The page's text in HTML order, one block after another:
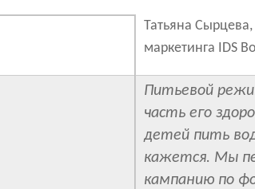
Татьяна
маркетинга IDS
Питьевой
часть его
детей пить
кажется. Мы
кампанию по